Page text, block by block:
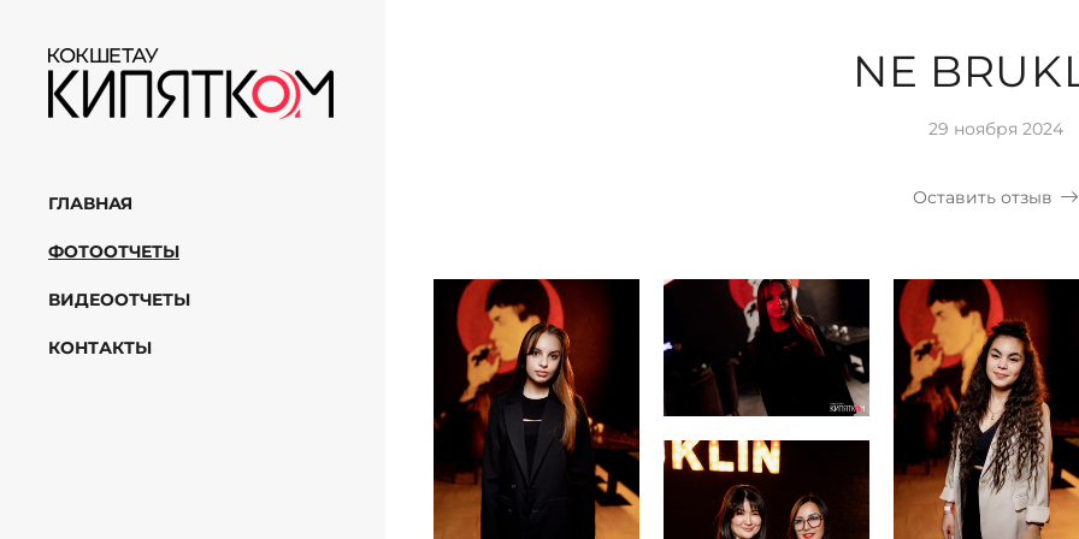
ГЛАВНАЯ
ФОТООТЧЕТЫ
ВИДЕООТЧЕТЫ
КОНТАКТЫ
NE
29 ноября 2024
Оставить отзыв